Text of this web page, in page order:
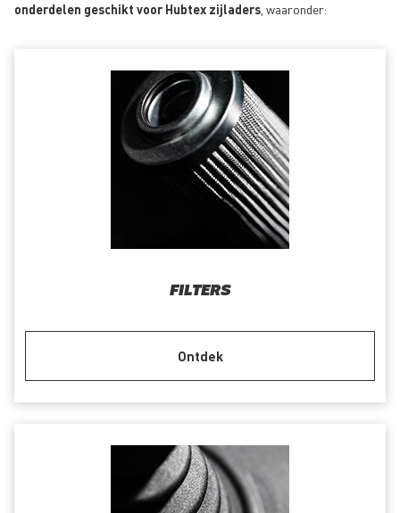
onderdelen geschikt voor Hubtex zijladers , waaronder:
FILTERS
Ontdek